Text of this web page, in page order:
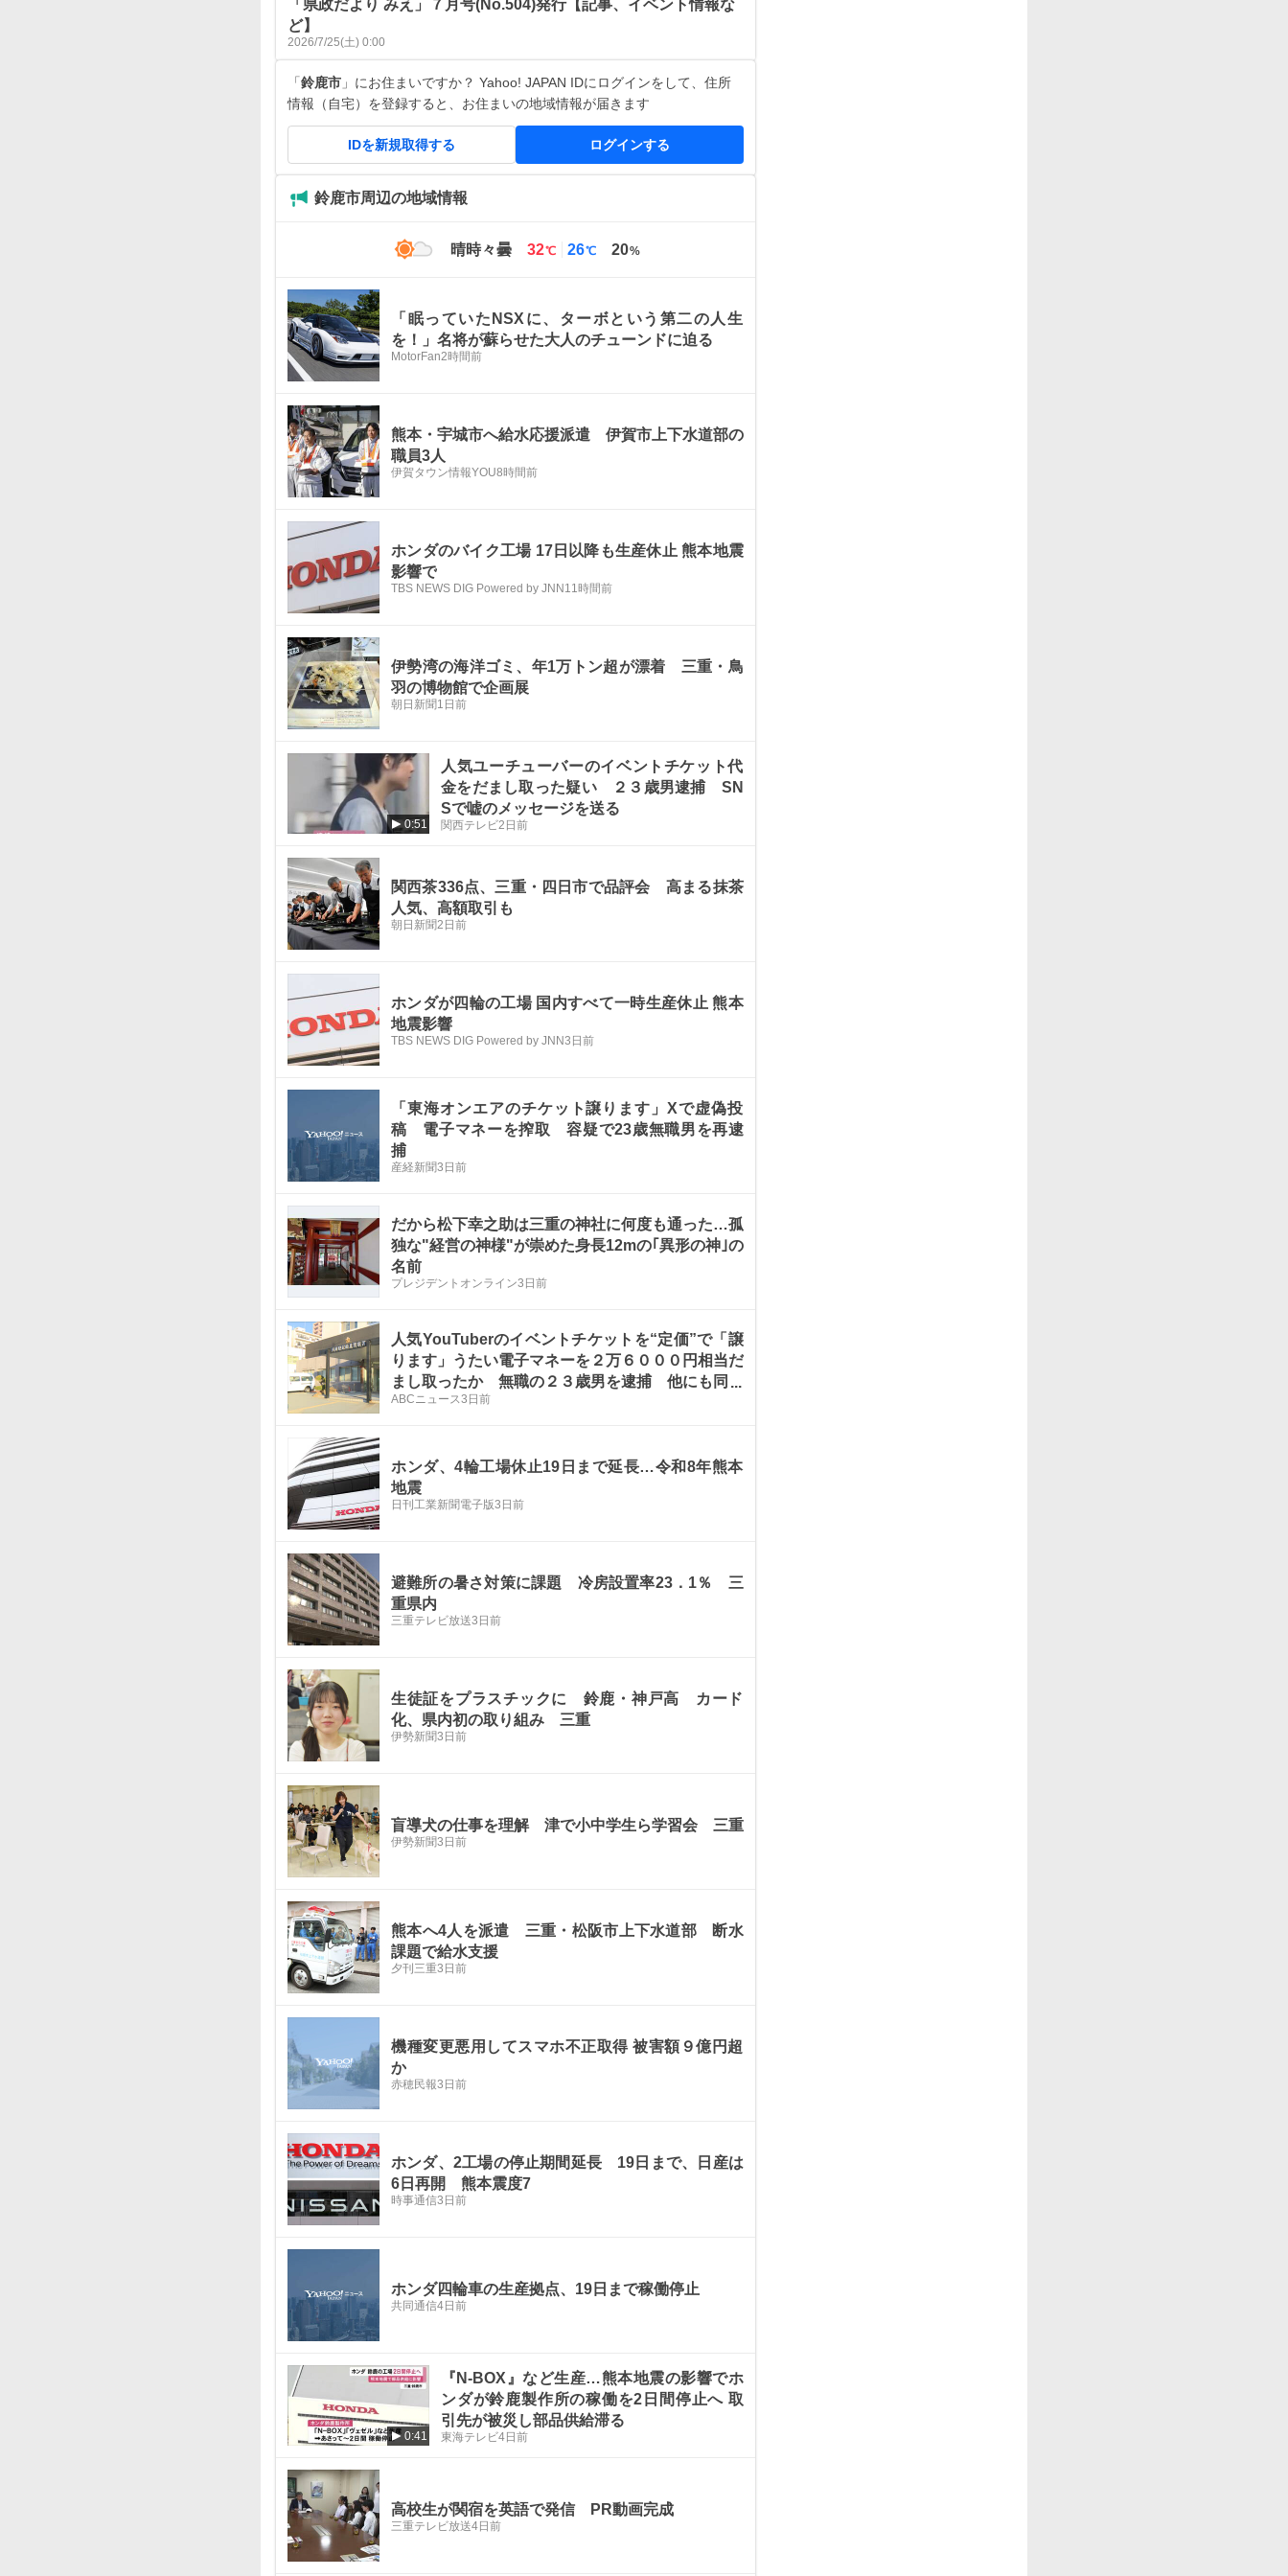
「県政だより みえ」７月号(No.504)発行【記事、イベント情報な
ど】
2026/7/25(土) 0:00
「鈴鹿市 」にお住まいですか？ Yahoo! JAPAN IDにログインをして、住所
情報（自宅）を登録すると、お住まいの地域情報が届きます
IDを新規取得する ログインする
鈴鹿市周辺の地域情報
晴時々曇
最
32℃
最
26℃ 20%
「眠っていたNSXに、ターボという第二の人生
を！」名将が蘇らせた大人のチューンドに迫る
MotorFan2時間前
熊本・宇城市へ給水応援派遣 伊賀市上下水道部の
職員3人
伊賀タウン情報YOU8時間前
ホンダのバイク工場 17日以降も生産休止 熊本地震
影響で
TBS NEWS DIG Powered by JNN11時間前
伊勢湾の海洋ゴミ、年1万トン超が漂着 三重・鳥
羽の博物館で企画展
朝日新聞1日前
0:51
人気ユーチューバーのイベントチケット代
金をだまし取った疑い ２３歳男逮捕 SN
Sで嘘のメッセージを送る
関西テレビ2日前
関西茶336点、三重・四日市で品評会 高まる抹茶
人気、高額取引も
朝日新聞2日前
ホンダが四輪の工場 国内すべて一時生産休止 熊本
地震影響
TBS NEWS DIG Powered by JNN3日前
「東海オンエアのチケット譲ります」Xで虚偽投
稿 電子マネーを搾取 容疑で23歳無職男を再逮
捕
産経新聞3日前
だから松下幸之助は三重の神社に何度も通った…孤
独な"経営の神様"が崇めた身長12mの｢異形の神｣の
名前
プレジデントオンライン3日前
人気YouTuberのイベントチケットを“定価”で「譲
ります」うたい電子マネーを２万６０００円相当だ
まし取ったか 無職の２３歳男を逮捕 他にも同様
の手口繰り返していた可能性も 兵庫県警
ABCニュース3日前
ホンダ、4輪工場休止19日まで延長…令和8年熊本
地震
日刊工業新聞電子版3日前
避難所の暑さ対策に課題 冷房設置率23．1％ 三
重県内
三重テレビ放送3日前
生徒証をプラスチックに 鈴鹿・神戸高 カード
化、県内初の取り組み 三重
伊勢新聞3日前
盲導犬の仕事を理解 津で小中学生ら学習会 三重
伊勢新聞3日前
熊本へ4人を派遣 三重・松阪市上下水道部 断水
課題で給水支援
夕刊三重3日前
機種変更悪用してスマホ不正取得 被害額９億円超
か
赤穂民報3日前
ホンダ、2工場の停止期間延長 19日まで、日産は
6日再開 熊本震度7
時事通信3日前
ホンダ四輪車の生産拠点、19日まで稼働停止
共同通信4日前
0:41
『N-BOX』など生産…熊本地震の影響でホ
ンダが鈴鹿製作所の稼働を2日間停止へ 取
引先が被災し部品供給滞る
東海テレビ4日前
高校生が関宿を英語で発信 PR動画完成
三重テレビ放送4日前